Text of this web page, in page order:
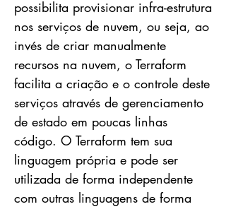
possibilita provisionar infra-estrutura
nos serviços de nuvem, ou seja, ao
invés de criar manualmente
recursos na nuvem, o Terraform
facilita a criação e o controle deste
serviços através de gerenciamento
de estado em poucas linhas
código. O Terraform tem sua
linguagem própria e pode ser
utilizada de forma independente
com outras linguagens de forma